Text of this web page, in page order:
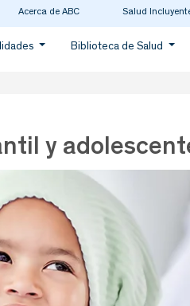
Acerca de ABC Salud
Biblioteca de Salud
y